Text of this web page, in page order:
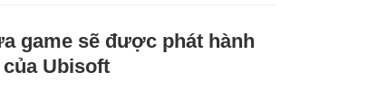
game sẽ được phát hành
Ubisoft